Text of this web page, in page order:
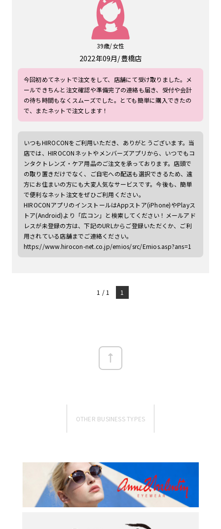
39歳/女性
2022年09月 豊橋店
今回初めてネットで注文をして、店舗にて受け取りました。メ
ールできちんと注文確認や準備完了の連絡も届き、受付や会計
の待ち時間もなくスムーズでした。とても簡単に購入できたの
で、またネットで注文します！
いつもHIROCONをご利用いただき、ありがとうございます。当
店では、HIROCONネットやメンバーズアプリから、いつでもコ
ンタクトレンズ・ケア用品のご注文を承っております。店頭で
の取り置きだけでなく、ご自宅への配送も選択できるため、遠
方にお住まいの方にも大変人気なサービスです。今後も、簡単
で便利なネット注文をぜひご利用ください。
HIROCONアプリのインストールはAppストア(iPhone)やPlayス
トア(Android)より「広コン」と検索してください！メールアド
レスが未登録の方は、下記のURLからご登録いただくか、ご利
用されている店舗までご連絡ください。
https://www.hirocon-net.co.jp/emios/src/Emios.asp?ans=1
1 / 1 1
OTHER BUSINESS TYPES